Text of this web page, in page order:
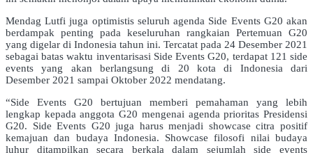
Mendag Lutfi juga optimistis seluruh agenda Side Events G20 akan
berdampak penting pada keseluruhan rangkaian Pertemuan G20
yang digelar di Indonesia tahun ini. Tercatat pada 24 Desember 2021
sebagai batas waktu inventarisasi Side Events G20, terdapat 121 side
events yang akan berlangsung di 20 kota di Indonesia dari
Desember 2021 sampai Oktober 2022 mendatang.
“Side Events G20 bertujuan memberi pemahaman yang lebih
lengkap kepada anggota G20 mengenai agenda prioritas Presidensi
G20. Side Events G20 juga harus menjadi showcase citra positif
kemajuan dan budaya Indonesia. Showcase filosofi nilai budaya
luhur ditampilkan secara berkala dalam sejumlah side events